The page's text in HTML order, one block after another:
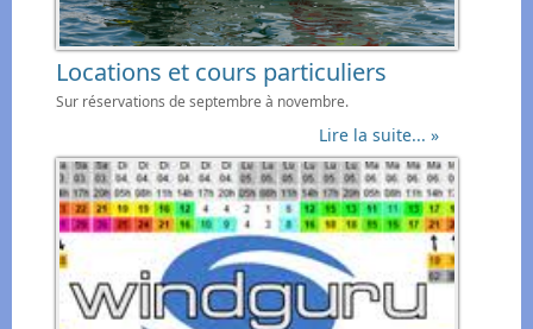
Locations et cours particuliers
Sur réservations de septembre à novembre.
Lire la suite... »